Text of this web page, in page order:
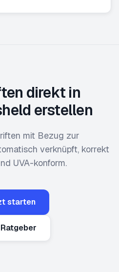
direkt in
erstellen
mit Bezug zur
verknüpft, korrekt
UVA-konform.
starten